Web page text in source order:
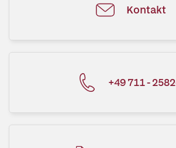
Kontakt
+49 711 -